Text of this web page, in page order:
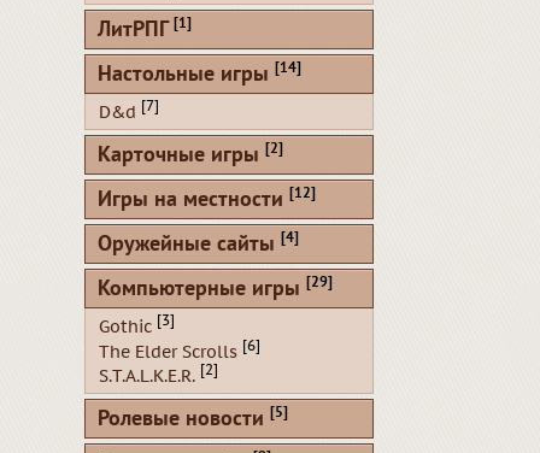
ЛитРПГ [1]
Настольные игры [14]
D&d [7]
Карточные игры [2]
Игры на местности [12]
Оружейные сайты [4]
Компьютерные игры [29]
Gothic [3]
The Elder Scrolls [6]
S.T.A.L.K.E.R. [2]
Ролевые новости [5]